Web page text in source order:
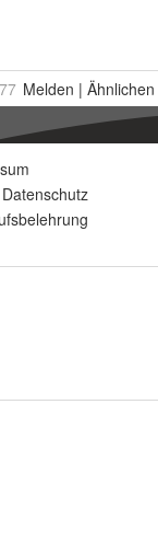
Melden | Ähnlichen
Datenschutz